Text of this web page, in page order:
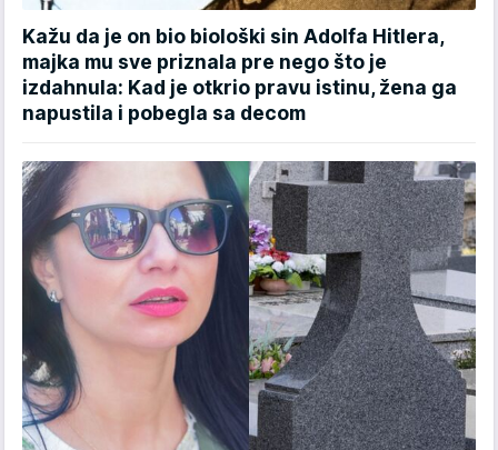
Kažu da je on bio biološki sin Adolfa Hitlera,
majka mu sve priznala pre nego što je
izdahnula: Kad je otkrio pravu istinu, žena ga
napustila i pobegla sa decom